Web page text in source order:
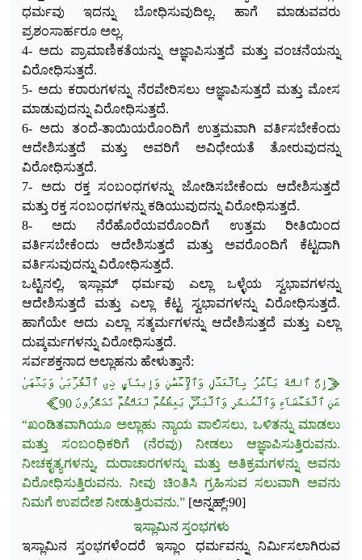
ಧರ್ಮವು ಇದನ್ನು ಬೋಧಿಸುವುದಿಲ್ಲ. ಹಾಗೆ ಮಾಡುವವರು
ಪ್ರಶಂಸಾರ್ಹರೂ ಅಲ್ಲ.
4- ಅದು ಪ್ರಾಮಾಣಿಕತೆಯನ್ನು ಆಜ್ಞಾಪಿಸುತ್ತದೆ ಮತ್ತು ವಂಚನೆಯನ್ನು
ವಿರೋಧಿಸುತ್ತದೆ.
5- ಅದು ಕರಾರುಗಳನ್ನು ನೆರವೇರಿಸಲು ಆಜ್ಞಾಪಿಸುತ್ತದೆ ಮತ್ತು ಮೋಸ
ಮಾಡುವುದನ್ನು ವಿರೋಧಿಸುತ್ತದೆ.
6- ಅದು ತಂದೆ-ತಾಯಿಯರೊಂದಿಗೆ ಉತ್ತಮವಾಗಿ ವರ್ತಿಸಬೇಕೆಂದು
ಆದೇಶಿಸುತ್ತದೆ ಮತ್ತು ಅವರಿಗೆ ಅವಿಧೇಯತೆ ತೋರುವುದನ್ನು
ವಿರೋಧಿಸುತ್ತದೆ.
7- ಅದು ರಕ್ತ ಸಂಬಂಧಗಳನ್ನು ಜೋಡಿಸಬೇಕೆಂದು ಆದೇಶಿಸುತ್ತದೆ
ಮತ್ತು ರಕ್ತ ಸಂಬಂಧಗಳನ್ನು ಕಡಿಯುವುದನ್ನು ವಿರೋಧಿಸುತ್ತದೆ.
8- ಅದು ನೆರೆಹೊರೆಯವರೊಂದಿಗೆ ಉತ್ತಮ ರೀತಿಯಿಂದ
ವರ್ತಿಸಬೇಕೆಂದು ಆದೇಶಿಸುತ್ತದೆ ಮತ್ತು ಅವರೊಂದಿಗೆ ಕೆಟ್ಟದಾಗಿ
ವರ್ತಿಸುವುದನ್ನು ವಿರೋಧಿಸುತ್ತದೆ.
ಒಟ್ಟಿನಲ್ಲಿ, ಇಸ್ಲಾಮ್ ಧರ್ಮವು ಎಲ್ಲಾ ಒಳ್ಳೆಯ ಸ್ವಭಾವಗಳನ್ನು
ಆದೇಶಿಸುತ್ತದೆ ಮತ್ತು ಎಲ್ಲಾ ಕೆಟ್ಟ ಸ್ವಭಾವಗಳನ್ನು ವಿರೋಧಿಸುತ್ತದೆ.
ಹಾಗೆಯೇ ಅದು ಎಲ್ಲಾ ಸತ್ಕರ್ಮಗಳನ್ನು ಆದೇಶಿಸುತ್ತದೆ ಮತ್ತು ಎಲ್ಲಾ
ದುಷ್ಕರ್ಮಗಳನ್ನು ವಿರೋಧಿಸುತ್ತದೆ.
ಸರ್ವಶಕ್ತನಾದ ಅಲ್ಲಾಹನು ಹೇಳುತ್ತಾನೆ:
﴿إِنَّ ٱللَّهَ يَأۡمُرُ بِٱلۡعَدۡلِ وَٱلۡإِحۡسَٰنِ وَإِيتَآيِٕ ذِي ٱلۡقُرۡبَىٰ وَيَنۡهَىٰ
عَنِ ٱلۡفَحۡشَآءِ وَٱلۡمُنكَرِ وَٱلۡبَغۡيِۚ يَعِظُكُمۡ لَعَلَّكُمۡ تَذَكَّرُونَ 90﴾
“ಖಂಡಿತವಾಗಿಯೂ ಅಲ್ಲಾಹು ನ್ಯಾಯ ಪಾಲಿಸಲು, ಒಳಿತನ್ನು ಮಾಡಲು
ಮತ್ತು ಸಂಬಂಧಿಕರಿಗೆ (ನೆರವು) ನೀಡಲು ಆಜ್ಞಾಪಿಸುತ್ತಿರುವನು.
ನೀಚಕೃತ್ಯಗಳನ್ನು, ದುರಾಚಾರಗಳನ್ನು ಮತ್ತು ಅತಿಕ್ರಮಗಳನ್ನು ಅವನು
ವಿರೋಧಿಸುತ್ತಿರುವನು. ನೀವು ಚಿಂತಿಸಿ ಗ್ರಹಿಸುವ ಸಲುವಾಗಿ ಅವನು
ನಿಮಗೆ ಉಪದೇಶ ನೀಡುತ್ತಿರುವನು.”[ಅನ್ನಹ್ಲ್:90]
ಇಸ್ಲಾಮಿನ ಸ್ತಂಭಗಳು
ಇಸ್ಲಾಮಿನ ಸ್ತಂಭಗಳೆಂದರೆ ಇಸ್ಲಾಂ ಧರ್ಮವನ್ನು ನಿರ್ಮಿಸಲಾಗಿರುವ